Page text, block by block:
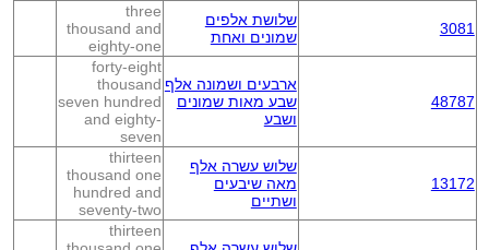
3081
שלושת אלפים
שמונים ואחת
three
thousand and
eighty-one
48787
ארבעים ושמונה אלף
שבע מאות שמונים
ושבע
forty-eight
thousand
seven hundred
and eighty-
seven
13172
שלוש עשרה אלף
מאה שיבעים
ושתיים
thirteen
thousand one
hundred and
seventy-two
thirteen